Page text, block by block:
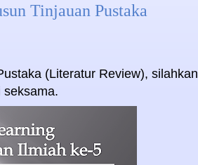
Tinjauan Pustaka
(Literatur Review), silahkan
seksama.